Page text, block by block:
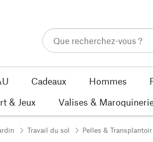
Cadeaux Hommes
& Jeux
Valises &
Travail du sol Pelles & Transplantoir